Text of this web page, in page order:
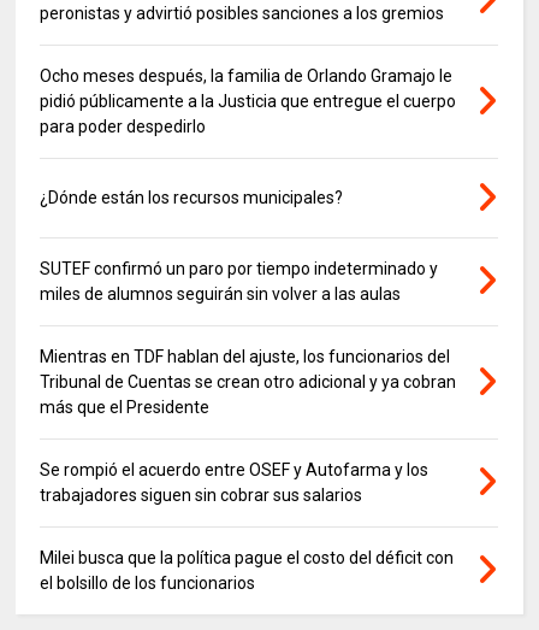
peronistas y advirtió posibles sanciones a los gremios
Ocho meses después, la familia de Orlando Gramajo le
pidió públicamente a la Justicia que entregue el cuerpo
para poder despedirlo
¿Dónde están los recursos municipales?
SUTEF confirmó un paro por tiempo indeterminado y
miles de alumnos seguirán sin volver a las aulas
Mientras en TDF hablan del ajuste, los funcionarios del
Tribunal de Cuentas se crean otro adicional y ya cobran
más que el Presidente
Se rompió el acuerdo entre OSEF y Autofarma y los
trabajadores siguen sin cobrar sus salarios
Milei busca que la política pague el costo del déficit con
el bolsillo de los funcionarios